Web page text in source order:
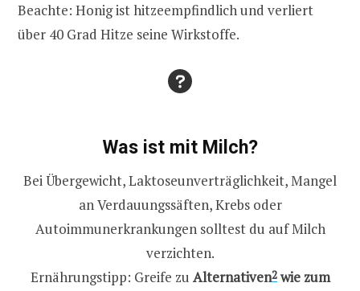
Beachte: Honig ist hitzeempfindlich und verliert
über 40 Grad Hitze seine Wirkstoffe.
Was ist mit Milch?
Bei Übergewicht, Laktoseunverträglichkeit, Mangel
an Verdauungssäften, Krebs oder
Autoimmunerkrankungen solltest du auf Milch
verzichten.
Ernährungstipp: Greife zu Alternativen2wie zum